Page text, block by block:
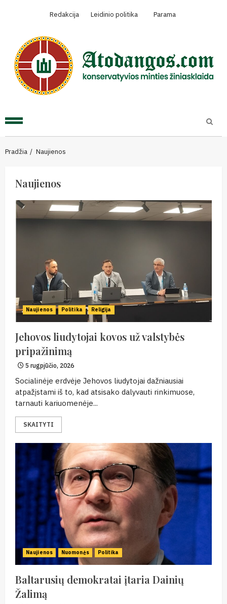
Redakcija Leidinio politika Parama
Primary
Pradžia Naujienos
Naujienos
Naujienos Politika Religija
Jehovos liudytojai kovos už valstybės
pripažinimą
5 rugpjūčio, 2026
Socialinėje erdvėje Jehovos liudytojai dažniausiai
atpažįstami iš to, kad atsisako dalyvauti rinkimuose,
tarnauti kariuomenėje...
SKAITYTI
Naujienos Nuomonės Politika
Baltarusių demokratai įtaria Dainių
Žalimą